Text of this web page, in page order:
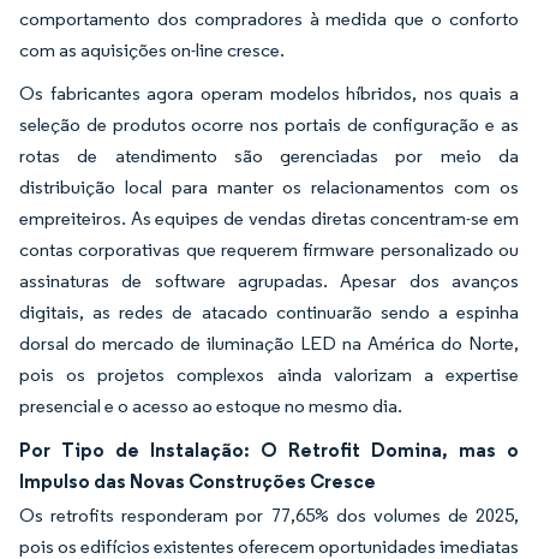
comportamento dos compradores à medida que o conforto
com as aquisições on-line cresce.
Os fabricantes agora operam modelos híbridos, nos quais a
seleção de produtos ocorre nos portais de configuração e as
rotas de atendimento são gerenciadas por meio da
distribuição local para manter os relacionamentos com os
empreiteiros. As equipes de vendas diretas concentram-se em
contas corporativas que requerem firmware personalizado ou
assinaturas de software agrupadas. Apesar dos avanços
digitais, as redes de atacado continuarão sendo a espinha
dorsal do mercado de iluminação LED na América do Norte,
pois os projetos complexos ainda valorizam a expertise
presencial e o acesso ao estoque no mesmo dia.
Por Tipo de Instalação: O Retrofit Domina, mas o
Impulso das Novas Construções Cresce
Os retrofits responderam por 77,65% dos volumes de 2025,
pois os edifícios existentes oferecem oportunidades imediatas